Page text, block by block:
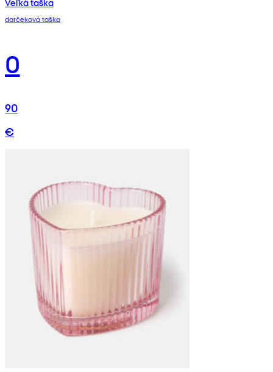
darčeková taška
0
90
€